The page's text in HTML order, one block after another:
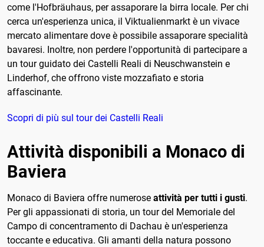
come l'Hofbräuhaus, per assaporare la birra locale. Per chi
cerca un'esperienza unica, il Viktualienmarkt è un vivace
mercato alimentare dove è possibile assaporare specialità
bavaresi. Inoltre, non perdere l'opportunità di partecipare a
un tour guidato dei Castelli Reali di Neuschwanstein e
Linderhof, che offrono viste mozzafiato e storia
affascinante.
Scopri di più sul tour dei Castelli Reali
Attività disponibili a Monaco di
Baviera
Monaco di Baviera offre numerose attività per tutti i gusti.
Per gli appassionati di storia, un tour del Memoriale del
Campo di concentramento di Dachau è un'esperienza
toccante e educativa. Gli amanti della natura possono